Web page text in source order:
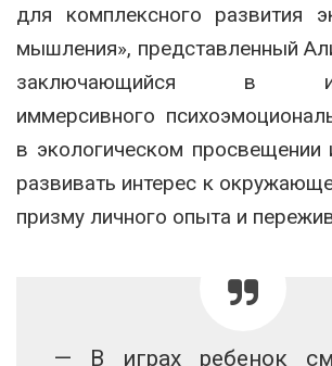
для комплексного развития
мышления», представленный
заключающийся в
иммерсивного
в экологическом просвещении
развивать интерес к
призму личного опыта и
— В играх ребенок